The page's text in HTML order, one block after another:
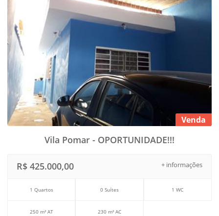
Venda
Vila Pomar - OPORTUNIDADE!!!
+ informações
R$ 425.000,00
1 Quartos 0 Suítes 1 WC
250 m² AT 230 m² AC